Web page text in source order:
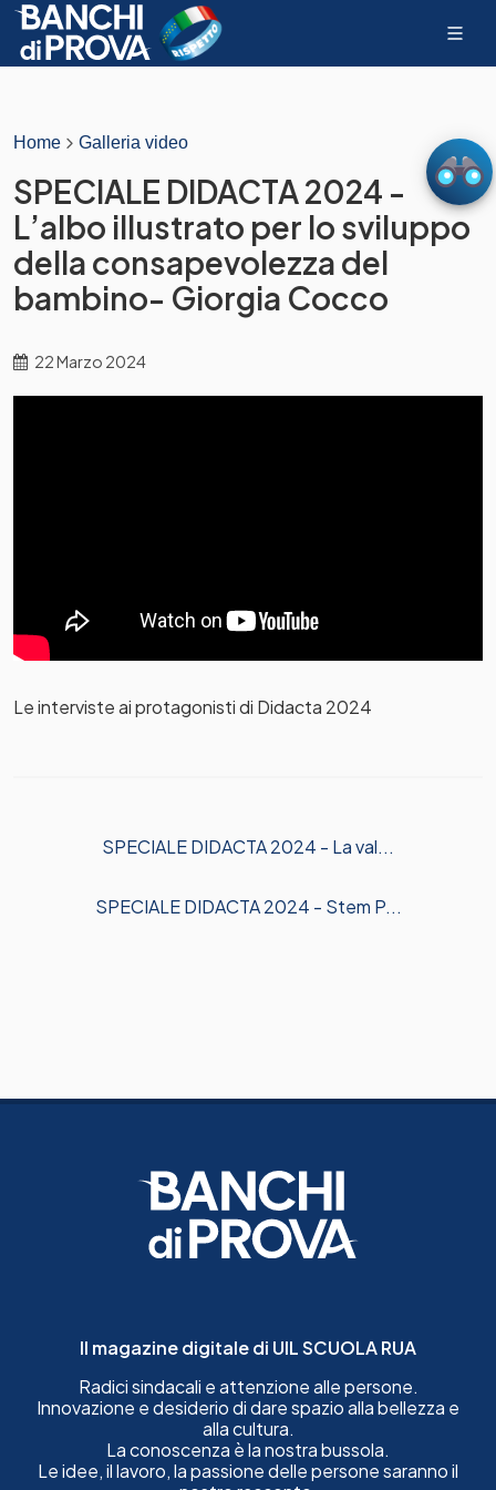
Home Galleria video
SPECIALE DIDACTA 2024 -
L’albo illustrato per lo sviluppo
della consapevolezza del
bambino- Giorgia Cocco
22 Marzo 2024
Le interviste ai protagonisti di Didacta 2024
SPECIALE DIDACTA 2024 - La val...
SPECIALE DIDACTA 2024 - Stem P...
Il magazine digitale di UIL SCUOLA RUA
Radici sindacali e attenzione alle persone.
Innovazione e desiderio di dare spazio alla bellezza e
alla cultura.
La conoscenza è la nostra bussola.
Le idee, il lavoro, la passione delle persone saranno il